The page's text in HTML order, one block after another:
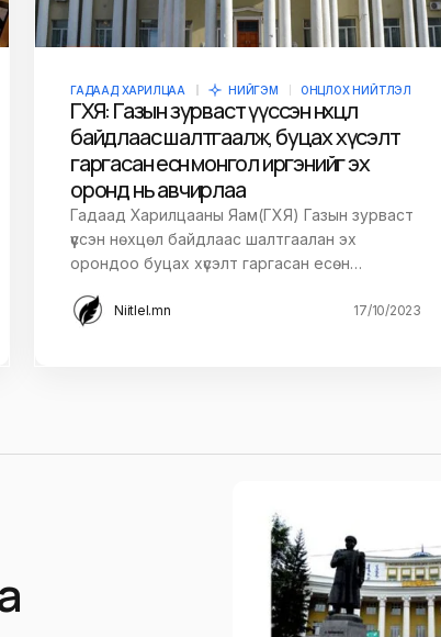
ГАДААД ХАРИЛЦАА НИЙГЭМ ОНЦЛОХ НИЙТЛЭЛ
ГХЯ: Газын зурваст үүссэн нөхцөл
байдлаас шалтгаалж, буцах хүсэлт
гаргасан есөн монгол иргэнийг эх
оронд нь авчирлаа
Гадаад Харилцааны Яам(ГХЯ) Газын зурваст
үүссэн нөхцөл байдлаас шалтгаалан эх
орондоо буцах хүсэлт гаргасан есөн…
Niitlel.mn 17/10/2023